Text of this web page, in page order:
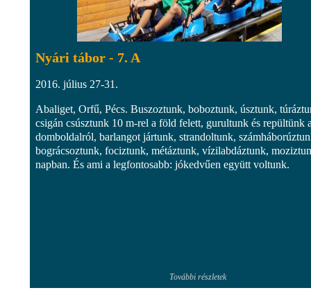
Nyári tábor - 7. A
2016. július 27-31.
Abaliget, Orfű, Pécs. Buszoztunk, boboztunk, úsztunk,
csigán csúsztunk 10 m-rel a föld felett, gurultunk és repültünk
domboldalról, barlangot jártunk, strandoltunk,
bográcsoztunk, fociztunk, métáztunk, vízilabdáztunk,
napban. És ami a legfontosabb: jókedvűen együtt voltunk.​
További részletek